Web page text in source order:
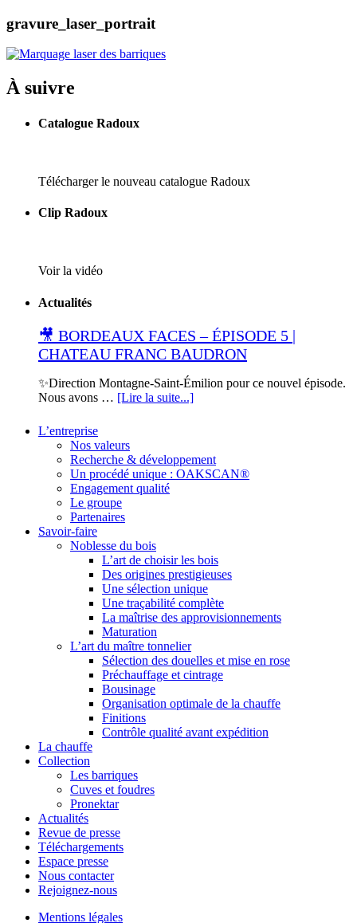
gravure_laser_portrait
À suivre
Catalogue Radoux
Télécharger le nouveau catalogue Radoux
Clip Radoux
Voir la vidéo
Actualités
🎥 BORDEAUX FACES – ÉPISODE 5 |
CHATEAU FRANC BAUDRON
✨Direction Montagne-Saint-Émilion pour ce nouvel épisode.
Nous avons … [Lire la suite...]
L’entreprise
Nos valeurs
Recherche & développement
Un procédé unique : OAKSCAN®
Engagement qualité
Le groupe
Partenaires
Savoir-faire
Noblesse du bois
L’art de choisir les bois
Des origines prestigieuses
Une sélection unique
Une traçabilité complète
La maîtrise des approvisionnements
Maturation
L’art du maître tonnelier
Sélection des douelles et mise en rose
Préchauffage et cintrage
Bousinage
Organisation optimale de la chauffe
Finitions
Contrôle qualité avant expédition
La chauffe
Collection
Les barriques
Cuves et foudres
Pronektar
Actualités
Revue de presse
Téléchargements
Espace presse
Nous contacter
Rejoignez-nous
Mentions légales